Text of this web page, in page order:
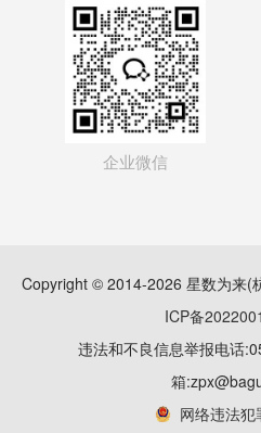
企业微信
Copyright © 2014-2026 星数为来(
ICP备
违法和不良信息举报电话
箱
网络违法犯